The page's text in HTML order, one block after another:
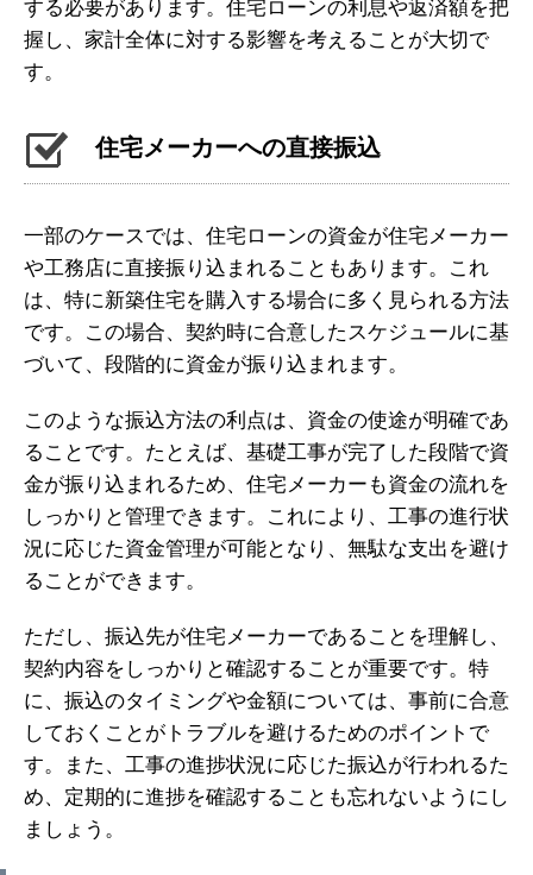
する必要があります。住宅ローンの利息や返済額を把
握し、家計全体に対する影響を考えることが大切で
す。
住宅メーカーへの直接振込
一部のケースでは、住宅ローンの資金が住宅メーカー
や工務店に直接振り込まれることもあります。これ
は、特に新築住宅を購入する場合に多く見られる方法
です。この場合、契約時に合意したスケジュールに基
づいて、段階的に資金が振り込まれます。
このような振込方法の利点は、資金の使途が明確であ
ることです。たとえば、基礎工事が完了した段階で資
金が振り込まれるため、住宅メーカーも資金の流れを
しっかりと管理できます。これにより、工事の進行状
況に応じた資金管理が可能となり、無駄な支出を避け
ることができます。
ただし、振込先が住宅メーカーであることを理解し、
契約内容をしっかりと確認することが重要です。特
に、振込のタイミングや金額については、事前に合意
しておくことがトラブルを避けるためのポイントで
す。また、工事の進捗状況に応じた振込が行われるた
め、定期的に進捗を確認することも忘れないようにし
ましょう。